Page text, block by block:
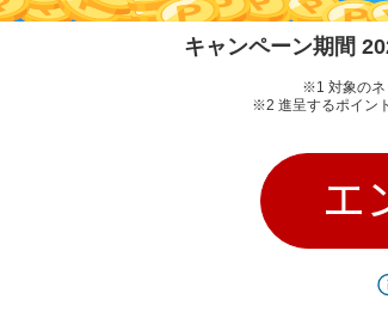
キャンペーン期間
※1 対象のネ
※2 進呈するポイン
エ